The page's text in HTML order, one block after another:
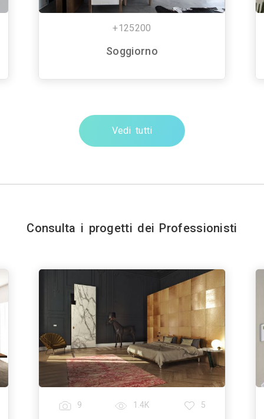
+125200
Soggiorno
Vedi tutti
Consulta i progetti dei Professionisti
9 1.4K 5